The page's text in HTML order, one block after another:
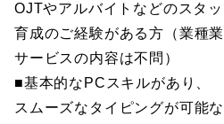
OJTやアルバイトなどのスタッ
育成のご経験がある方（業種
サービスの内容は不問）
■基本的なPCスキルがあり、
スムーズなタイピングが可能